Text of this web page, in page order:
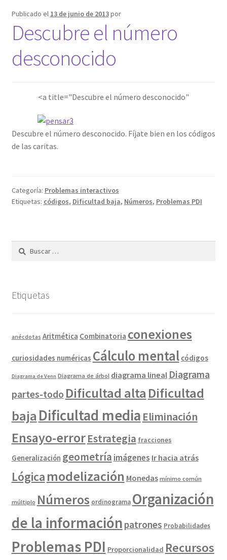
Publicado el 13 de junio de 2013por
Descubre el número
desconocido
<a title="Descubre el número desconocido"
Descubre el número desconocido. Fíjate bien en los códigos
de las caritas.
Categoría: Problemas interactivos
Etiquetas: códigos, Dificultad baja, Números, Problemas PDI
Buscar:
Etiquetas
anécdotas Aritmética Combinatoria conexiones
curiosidades numéricas Cálculo mental códigos
Diagrama de Venn Diagrama de árbol diagrama lineal Diagrama
partes-todo Dificultad alta Dificultad
baja Dificultad media Eliminación
Ensayo-errorEstrategia fracciones
Generalización geometría imágenes Ir hacia atrás
Lógica modelización Monedas mínimo común
múltiplo Números ordinograma Organización
de la información patrones Probabilidades
Problemas PDI Proporcionalidad Recursos